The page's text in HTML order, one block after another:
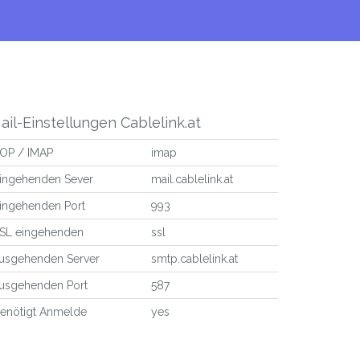
Einstellungen Cablelink.at
/ IMAP imap
Sever mail.cablelink.at
Port 993
eingehenden ssl
Server smtp.cablelink.at
Port 587
Anmelde yes